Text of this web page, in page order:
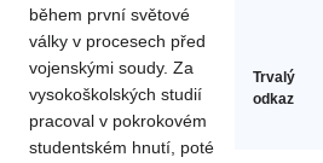
Trvalý
odkaz
během první světové
války v procesech před
vojenskými soudy. Za
vysokoškolských studií
pracoval v pokrokovém
studentském hnutí, poté